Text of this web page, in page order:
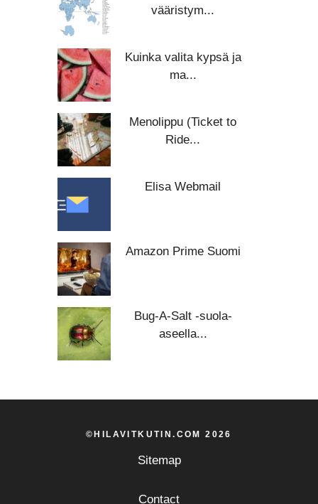
vääristym...
Kuinka valita kypsä ja
ma...
Menolippu (Ticket to
Ride...
Elisa Webmail
Amazon Prime Suomi
Bug-A-Salt -suola-
aseella...
©HILAVITKUTIN.COM 2026
Sitemap
Contact